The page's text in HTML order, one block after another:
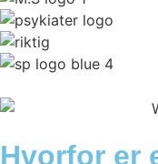
Hvorfor er